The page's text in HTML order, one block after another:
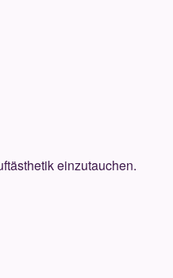
einzutauchen.